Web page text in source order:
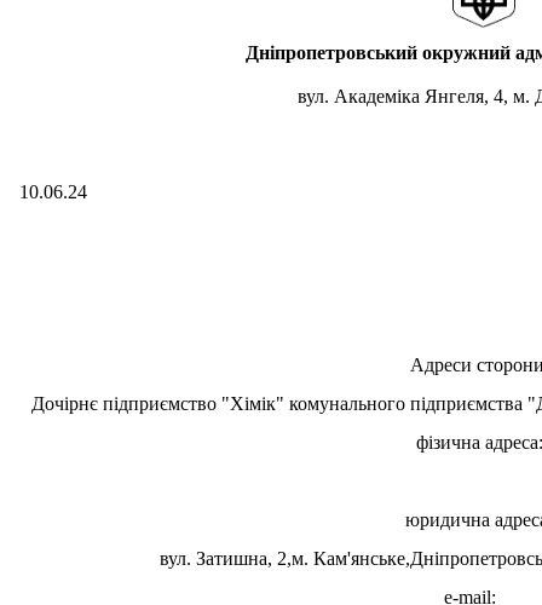
Дніпропетровський окружний
вул. Академіка Янгеля, 4,
10.06.24
Адреси
Дочірнє підприємство "Хімік" комунального
фізична адреса:
юридична
вул. Затишна, 2,м.
e-mail: